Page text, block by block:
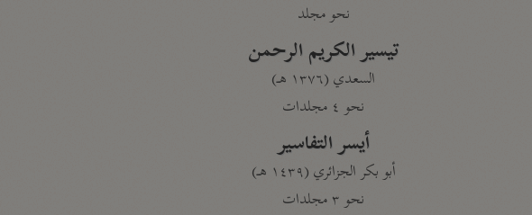
نحو مجلد
تيسير الكريم الرحمن
السعدي (١٣٧٦ هـ)
نحو ٤ مجلدات
أيسر التفاسير
أبو بكر الجزائري (١٤٣٩ هـ)
نحو ٣ مجلدات